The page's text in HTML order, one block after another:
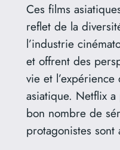
Ces films
reflet de la
l’industrie
et offrent des
vie et
asiatique. Netflix
bon nombre de
protagonistes